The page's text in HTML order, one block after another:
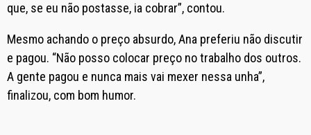
que, se eu não postasse, ia cobrar”, contou.
Mesmo achando o preço absurdo, Ana preferiu não discutir
e pagou. “Não posso colocar preço no trabalho dos outros.
A gente pagou e nunca mais vai mexer nessa unha”,
finalizou, com bom humor.